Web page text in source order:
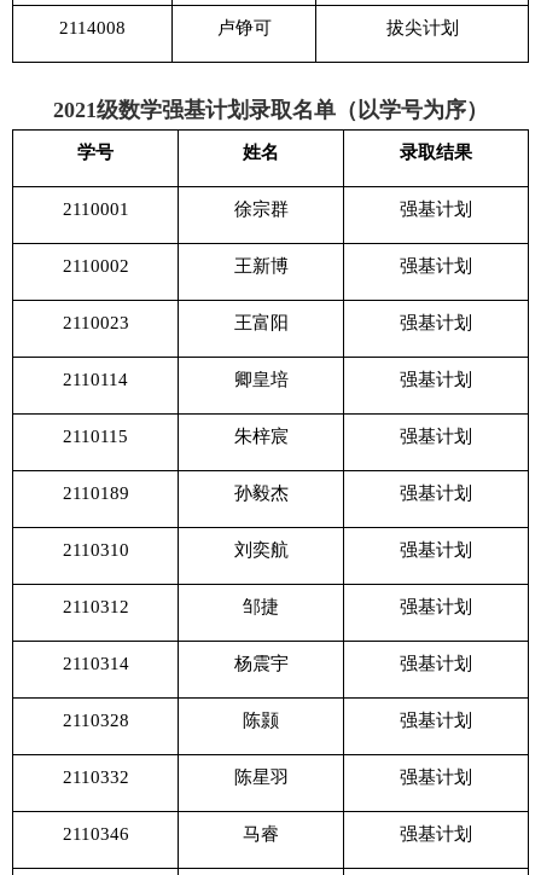
2114008 卢铮可 拔尖计划
2021级数学强基计划录取名单（以学号为序）
学号 姓名 录取结果
2110001 徐宗群 强基计划
2110002 王新博 强基计划
2110023 王富阳 强基计划
2110114 卿皇培 强基计划
2110115 朱梓宸 强基计划
2110189 孙毅杰 强基计划
2110310 刘奕航 强基计划
2110312 邹捷 强基计划
2110314 杨震宇 强基计划
2110328 陈颢 强基计划
2110332 陈星羽 强基计划
2110346 马睿 强基计划